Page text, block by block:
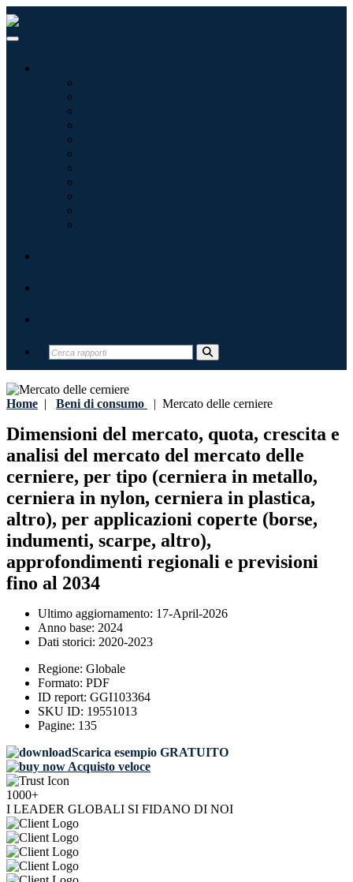
Home | Beni di consumo | Mercato delle cerniere
Dimensioni del mercato, quota, crescita e
analisi del mercato del mercato delle
cerniere, per tipo (cerniera in metallo,
cerniera in nylon, cerniera in plastica,
altro), per applicazioni coperte (borse,
indumenti, scarpe, altro),
approfondimenti regionali e previsioni
fino al 2034
Ultimo aggiornamento: 17-April-2026
Anno base: 2024
Dati storici: 2020-2023
Regione: Globale
Formato: PDF
ID report: GGI103364
SKU ID: 19551013
Pagine: 135
Scarica esempio GRATUITO
Acquisto veloce
1000+
I LEADER GLOBALI SI FIDANO DI NOI